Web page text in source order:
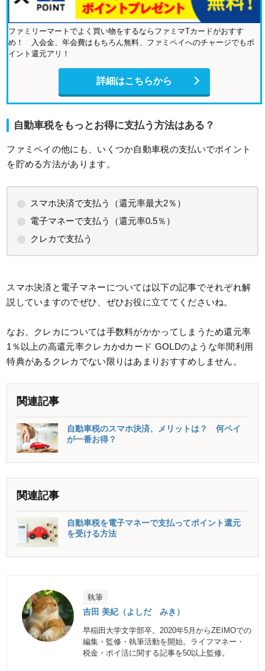
ファミリーマートでよく買い物をするならファミマTカードがおすす
め！ 入会金、年会費はもちろん無料、ファミペイへのチャージでもポ
イント還元アリ！
詳細はこちらから
自動車税をもっとお得に支払う方法はある？
ファミペイの他にも、いくつか自動車税の支払いでポイント
を貯める方法があります。
スマホ決済で支払う（還元率最大2％）
電子マネーで支払う（還元率0.5％）
クレカで支払う
スマホ決済と電子マネーについては以下の記事でそれぞれ解
説していますのでぜひ、ぜひお役に立ててくださいね。
なお、クレカについては手数料がかかってしまうため還元率
1％以上の高還元率クレカかdカード GOLDのような年間利用
特典があるクレカでない限りはあまりおすすめしません。
関連記事
自動車税のスマホ決済、メリットは？ 何ペイ
が一番お得？
関連記事
自動車税を電子マネーで支払ってポイント還元
を受ける方法
執筆
吉田 美紀（よしだ みき）
早稲田大学文学部卒。2020年5月からZEIMOでの
編集・監修・執筆活動を開始。ライフマネー・
税金・ポイ活に関する記事を50以上監修。